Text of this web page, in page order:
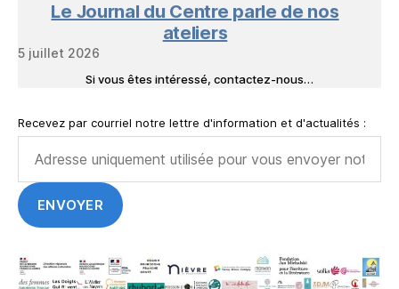
Le Journal du Centre parle de nos
ateliers
5 juillet 2026
Si vous êtes intéressé, contactez-nous…
Recevez par courriel notre lettre d'information et d'actualités :